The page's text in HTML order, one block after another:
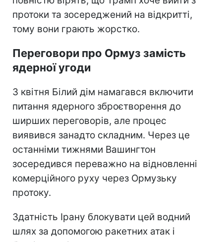
протоки та зосереджений на відкритті,
тому вони грають жорстко.
Переговори про Ормуз замість
ядерної угоди
З квітня Білий дім намагався включити
питання ядерного зброєтворення до
ширших переговорів, але процес
виявився занадто складним. Через це
останніми тижнями Вашингтон
зосередився переважно на відновленні
комерційного руху через Ормузьку
протоку.
Здатність Ірану блокувати цей водний
шлях за допомогою ракетних атак і